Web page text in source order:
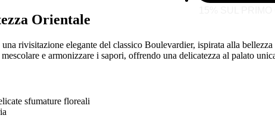
Orientale
una rivisitazione elegante del classico Boulevardier, ispirata alla
e armonizzare i sapori, offrendo una delicatezza al palato
sfumature floreali